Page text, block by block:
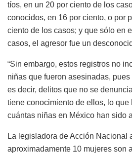
tíos, en un 20 por ciento de los
conocidos, en 16 por ciento, o por
ciento de los casos; y que sólo en
casos, el agresor fue un
“Sin embargo, estos registros no
niñas que fueron asesinadas,
es decir, delitos que no se
tiene conocimiento de ellos, lo
cuántas niñas en México han sido
La legisladora de Acción Nacional
aproximadamente 10 mujeres son